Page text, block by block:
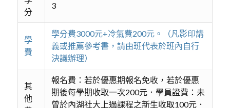
分
3
學
費
學分費3000元+冷氣費200元。（凡影印講
義或推薦參考書，請由班代表於班內自行
決議辦理）
其
他
報名費：若於優惠期報名免收，若於優惠
期後每學期收取一次200元．學員證費：未
曾於內湖社大上過課程之新生收取100元．